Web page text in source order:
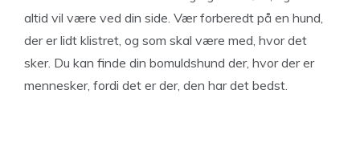
altid vil være ved din side. Vær forberedt på en hund,
der er lidt klistret, og som skal være med, hvor det
sker. Du kan finde din bomuldshund der, hvor der er
mennesker, fordi det er der, den har det bedst.